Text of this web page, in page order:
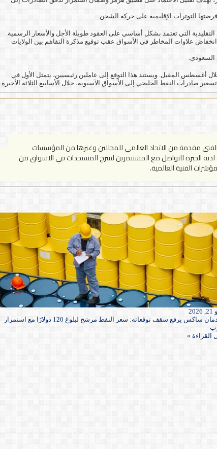
التوترات الإقليمية على حركة الشحن.
التي تعتمد بشكل أساسي على العقود طويلة الأجل والأسعار الرسمية.
علاوات المخاطر في الأسواق عقب توقيع مذكرة التفاهم بين الولايات
السعودي.
أغسطس المقبل. ويستند هذا التوقع إلى عاملين رئيسيين، يتمثل الأول في
صادرات النفط الخليجي إلى الأسواق الآسيوية، خلال الأسابيع الثلاثة الأخيرة.
على شهادات في التحليل الفني مقدمة من الاتحاد العالمي للمحللين وغيرها من المؤسسات
لديه الخبرة للتواصل مع المستثمرين لشرح المستجدات في الاسواق من
الفنية العالمية.
غولدمان ساكس يرفع سقف توقعاته: سعر النفط مرشح لبلوغ 120 دولارًا مع استمرار
القراءة »